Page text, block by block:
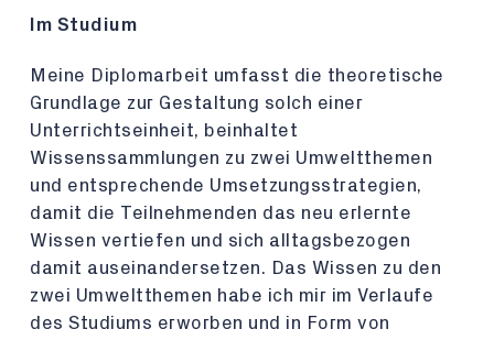
Im Studium
Meine Diplomarbeit umfasst die theoretische
Grundlage zur Gestaltung solch einer
Unterrichtseinheit, beinhaltet
Wissenssammlungen zu zwei Umweltthemen
und entsprechende Umsetzungsstrategien,
damit die Teilnehmenden das neu erlernte
Wissen vertiefen und sich alltagsbezogen
damit auseinandersetzen. Das Wissen zu den
zwei Umweltthemen habe ich mir im Verlaufe
des Studiums erworben und in Form von